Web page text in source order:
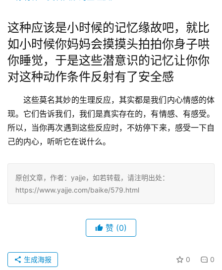
这种应该是小时候的记忆缘故吧，就比
如小时候你妈妈会摸摸头拍拍你身子哄
你睡觉，于是这些潜意识的记忆让你你
对这种动作条件反射有了安全感
这些莫名其妙的生理反应，其实都是我们内心情感的体
现。它们告诉我们，我们是真实存在的，有情感、有感受。
所以，当你再次遇到这些反应时，不妨停下来，感受一下自
己的内心，听听它在说什么。
原创文章，作者：yajje，如若转载，请注明出处：
https://www.yajje.com/baike/579.html
赞 (0)
0 0
生成海报